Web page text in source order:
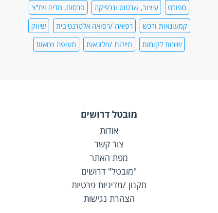
ספורט
עיצוב, שרטוט וגרפיקה
פרסום, מדיה ויח"צ
קמעונאות ורכש
רפואה /רפואה אלטרנטיבית
שיווק
שירות לקוחות
תיירות /מלונאות תעופה וימאות
מובטל דרושים
אודות
צור קשר
מפת האתר
"מובטל" דרושים
תקנון /מדיניות פרטיות
הצהרת נגישות